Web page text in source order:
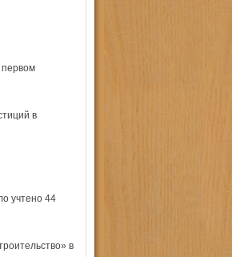
первом
в
учтено 44
в